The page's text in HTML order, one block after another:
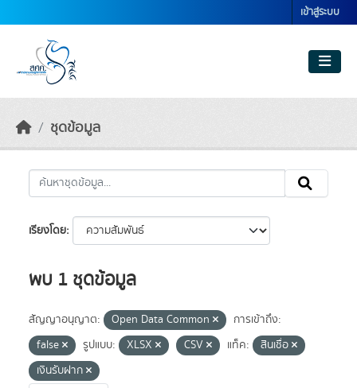
เข้าสู่ระบบ
ชุดข้อมูล
เรียงโดย
พบ 1 ชุดข้อมูล
สัญญาอนุญาต: Open Data Common
การเข้าถึง:
false
รูปแบบ: XLSX CSV แท็ค:
สินเชื่อ
เงินรับฝาก